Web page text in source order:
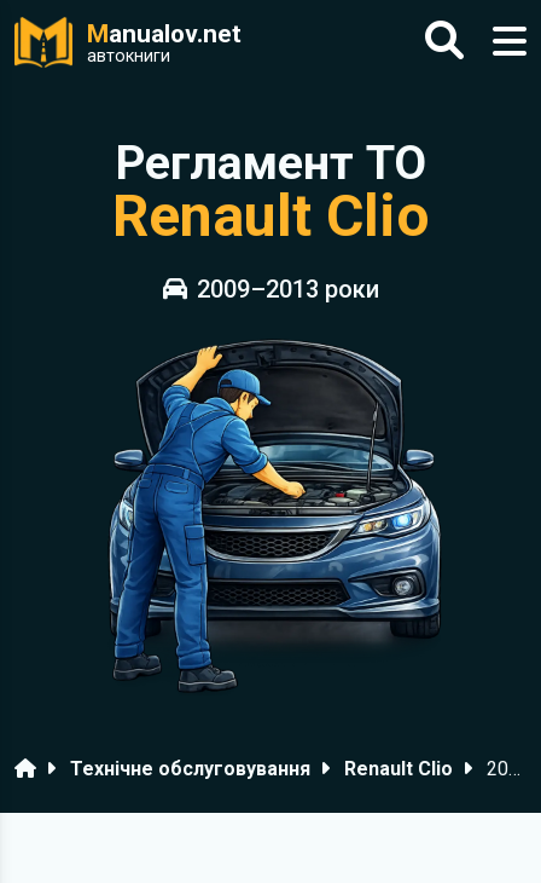
Manualov.net
автокниги
Регламент ТО
Renault Clio
2009–2013 роки
ГоловнаТехнічне обслуговування Renault Clio 2009–2013 роки